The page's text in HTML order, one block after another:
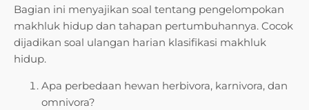
Bagian ini menyajikan soal tentang pengelompokan
makhluk hidup dan tahapan pertumbuhannya. Cocok
dijadikan soal ulangan harian klasifikasi makhluk
hidup.
Apa perbedaan hewan herbivora, karnivora, dan
omnivora?